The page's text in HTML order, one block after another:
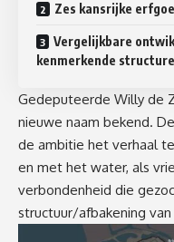
Zes kansrijke
Vergelijkbare
kenmerkende
Gedeputeerde Willy de
nieuwe naam bekend.
de ambitie het verhaal
en met het water, als
verbondenheid die
structuur/afbakening